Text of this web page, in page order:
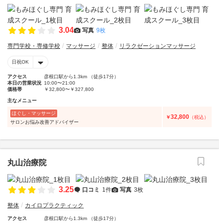
3.04 写真 9枚
専門学校・専修学校 マッサージ 整体 リラクゼーションマッサージ
日祝OK
アクセス
彦根口駅から1.3km （徒歩17分）
本日の営業状況 10:00〜21:00
価格帯
￥32,800〜￥327,800
主なメニュー
ほぐし・マッサージ
サロンお悩み改善アドバイザー
￥32,800 （税込）
丸山治療院
3.25 口コミ 1件 写真 3枚
整体 カイロプラクティック
アクセス 彦根口駅から1.3km （徒歩17分）